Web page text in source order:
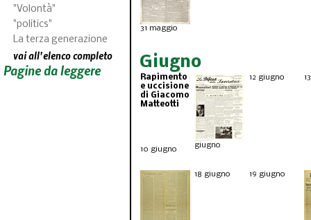
"Volontà"
"politics"
La terza generazione
vai all'elenco completo
Pagine da leggere
31 maggio
Giugno
Rapimento
e uccisione
di Giacomo
Matteotti
10 giugno giugno
12 giugno
18 giugno 19 giugno